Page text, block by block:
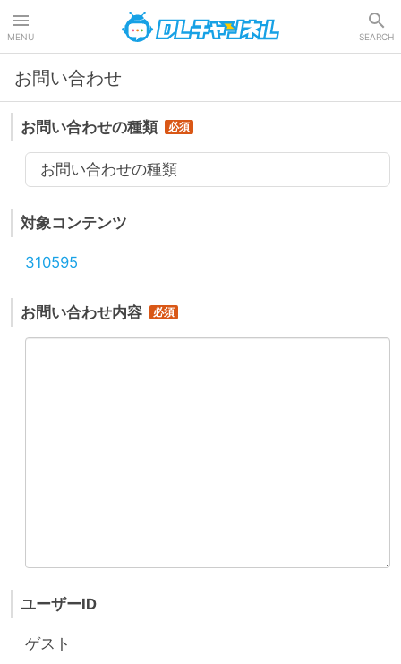
MENU SEARCH
お問い合わせ
お問い合わせの種類
お問い合わせの種類
対象コンテンツ
310595
お問い合わせ内容
ユーザーID
ゲスト